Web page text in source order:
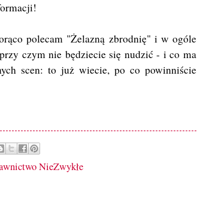
polecam "Żelazną zbrodnię" i w ogóle
czym nie będziecie się nudzić - i co ma
scen: to już wiecie, po co powinniście
NieZwykłe